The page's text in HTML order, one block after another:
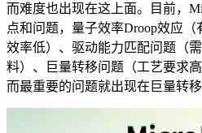
而难度也出现在这上面。目前，
点和问题，量子效率Droop效应
效率低）、驱动能力匹配问题（
料）、巨量转移问题（工艺要求
而最重要的问题就出现在巨量转移